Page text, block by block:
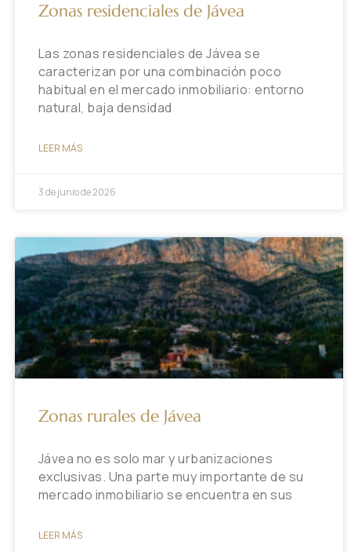
Zonas residenciales de Jávea
Las zonas residenciales de Jávea se
caracterizan por una combinación poco
habitual en el mercado inmobiliario: entorno
natural, baja densidad
LEER MÁS
3 de junio de 2026
Zonas rurales de Jávea
Jávea no es solo mar y urbanizaciones
exclusivas. Una parte muy importante de su
mercado inmobiliario se encuentra en sus
LEER MÁS